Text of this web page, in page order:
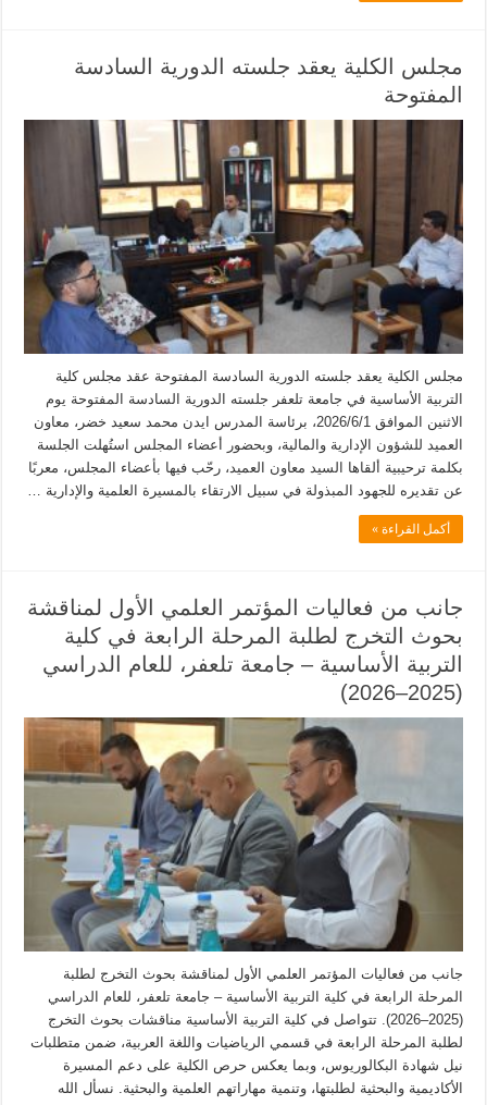
مجلس الكلية يعقد جلسته الدورية السادسة
المفتوحة
مجلس الكلية يعقد جلسته الدورية السادسة المفتوحة عقد مجلس كلية
التربية الأساسية في جامعة تلعفر جلسته الدورية السادسة المفتوحة يوم
الاثنين الموافق 2026/6/1، برئاسة المدرس ايدن محمد سعيد خضر، معاون
العميد للشؤون الإدارية والمالية، وبحضور أعضاء المجلس استُهلت الجلسة
بكلمة ترحيبية ألقاها السيد معاون العميد، رحّب فيها بأعضاء المجلس، معربًا
عن تقديره للجهود المبذولة في سبيل الارتقاء بالمسيرة العلمية والإدارية …
أكمل القراءة »
جانب من فعاليات المؤتمر العلمي الأول لمناقشة
بحوث التخرج لطلبة المرحلة الرابعة في كلية
التربية الأساسية – جامعة تلعفر، للعام الدراسي
(2025–2026)
جانب من فعاليات المؤتمر العلمي الأول لمناقشة بحوث التخرج لطلبة
المرحلة الرابعة في كلية التربية الأساسية – جامعة تلعفر، للعام الدراسي
(2025–2026). تتواصل في كلية التربية الأساسية مناقشات بحوث التخرج
لطلبة المرحلة الرابعة في قسمي الرياضيات واللغة العربية، ضمن متطلبات
نيل شهادة البكالوريوس، وبما يعكس حرص الكلية على دعم المسيرة
الأكاديمية والبحثية لطلبتها، وتنمية مهاراتهم العلمية والبحثية. نسأل الله